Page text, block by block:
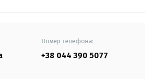
Номер телефона:
+38 044 390 5077